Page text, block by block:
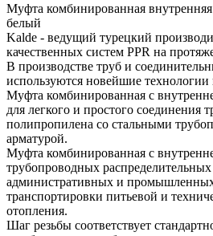
Муфта комбинированная
белый
Kalde - ведущий турецкий
качественных систем PPR на
В производстве труб и
используются новейшие
Муфта комбинированная с
для легкого и простого соединения
полипропилена со стальными
арматурой.
Муфта комбинированная с
трубопроводных
административных и
транспортировки питьевой и
отопления.
Шаг резьбы соответствует